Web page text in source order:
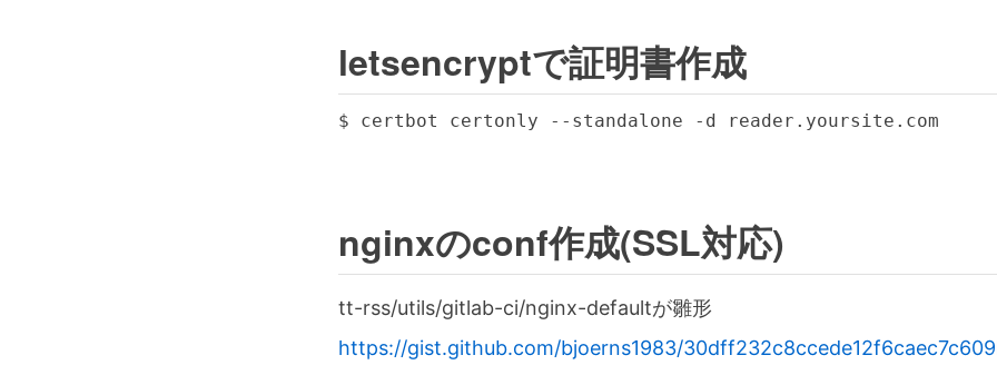
letsencryptで証明書作成
nginxのconf作成(SSL対応)
tt-rss/utils/gitlab-ci/nginx-defaultが雛形
https://gist.github.com/bjoerns1983/